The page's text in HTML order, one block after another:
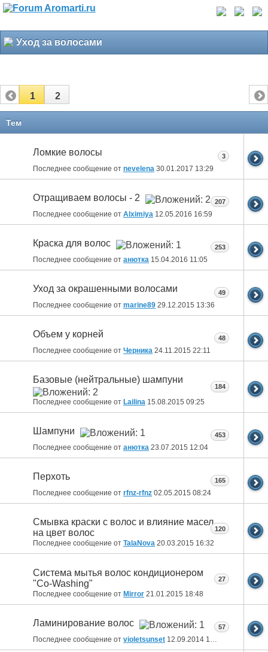
Уход за волосами
1 2
Тем
Ломкие волосы
Последнее сообщение от nevelena 30.01.2017 13:29
3
Отращиваем волосы - 2
Последнее сообщение от Alximiya 12.05.2016 16:59
207
Краска для волос
Последнее сообщение от анютка 15.04.2016 11:05
253
Уход за окрашенными волосами
Последнее сообщение от marine89 29.12.2015 13:36
49
Объем у корней
Последнее сообщение от Черника 24.11.2015 22:11
48
Базовые (нейтральные) шампуни
Последнее сообщение от Lailina 15.08.2015 09:25
184
Шампуни
Последнее сообщение от анютка 23.07.2015 12:04
453
Перхоть
Последнее сообщение от rfnz-rfnz 02.05.2015 08:24
165
Смывка краски с волос и влияние масел
на цвет волос
Последнее сообщение от TalaNova 20.03.2015 16:32
120
Система мытья волос кондиционером
"Co-Washing"
Последнее сообщение от Mirror 21.01.2015 18:48
27
Ламинирование волос
Последнее сообщение от violetsunset 12.09.2014 14:08
57